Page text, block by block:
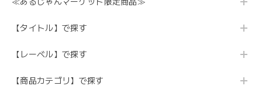
【タイトル】で探す
【レーベル】で探す
【商品カテゴリ】で探す